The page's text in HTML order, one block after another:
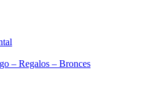
– Regalos – Bronces